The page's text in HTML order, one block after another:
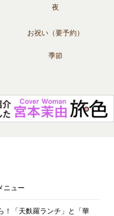
夜
お祝い（要予約）
季節
ニュー
！「天麩羅ランチ」と「華